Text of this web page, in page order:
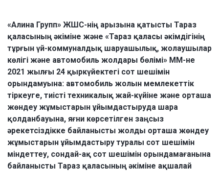
«Алина Групп» ЖШС-нің арызына қатысты Тараз
қаласының әкіміне және «Тараз қаласы әкімдігінің
тұрғын үй-коммуналдық шаруашылық, жолаушылар
көлігі және автомобиль жолдары бөлімі» ММ-не
2021 жылғы 24 қыркүйектегі сот шешімін
орындамуына: автомобиль жолын мемлекеттік
тіркеуге, тиісті техникалық жай-күйіне және орташа
жөндеу жұмыстарын ұйымдастыруда шара
қолданбауына, яғни көрсетілген заңсыз
әрекетсіздікке байланысты жолды орташа жөндеу
жұмыстарын ұйымдастыру туралы сот шешімін
міндеттеу, сондай-ақ сот шешімін орындамағанына
байланысты Тараз қаласының әкіміне ақшалай